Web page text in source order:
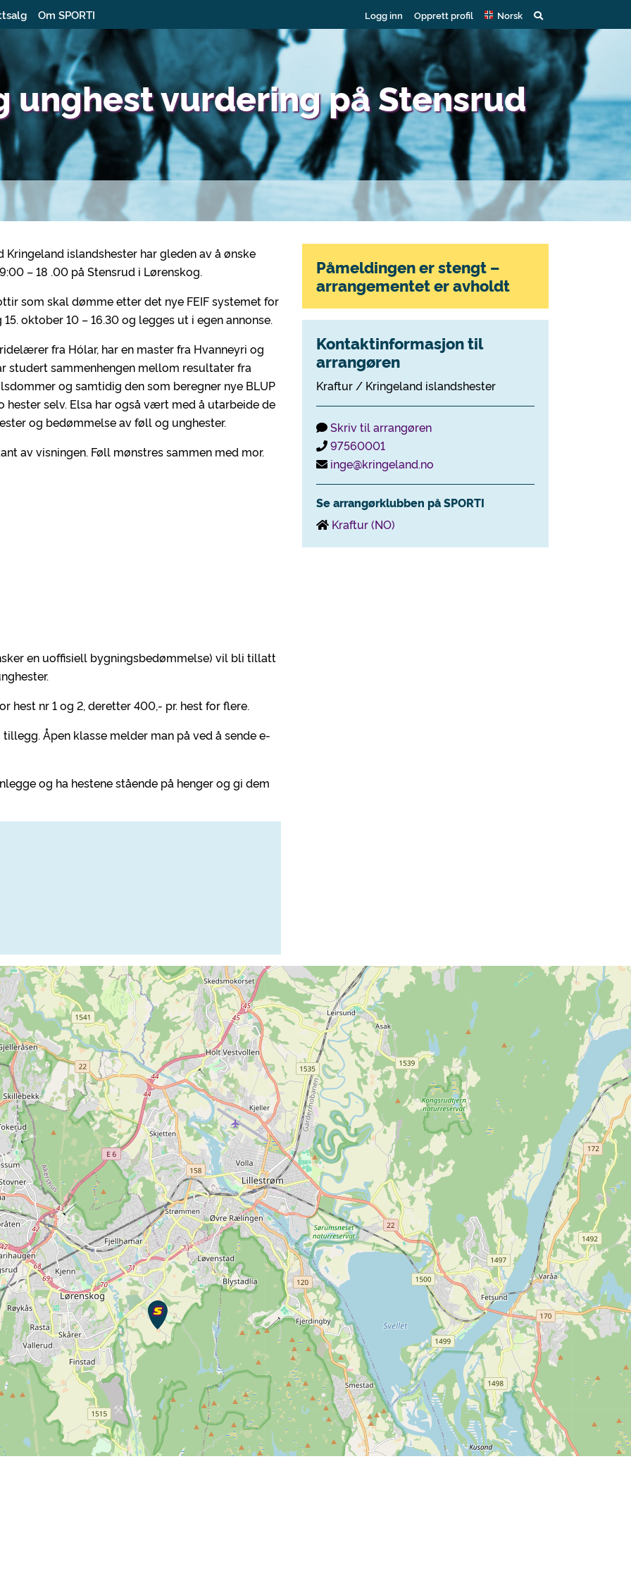
Om SPORTI Logg inn Opprett profil Norsk
unghest vurdering på Stensrud
islandshester har gleden av å ønske
– 18 .00 på Stensrud i Lørenskog.
som skal dømme etter det nye FEIF systemet for
oktober 10 – 16.30 og legges ut i egen annonse.
fra Hólar, har en master fra Hvanneyri og
studert sammenhengen mellom resultater fra
og samtidig den som beregner nye BLUP
selv. Elsa har også vært med å utarbeide de
og bedømmelse av føll og unghester.
av visningen. Føll mønstres sammen med mor.
en uoffisiell bygningsbedømmelse) vil bli tillatt
hest nr 1 og 2, deretter 400,- pr. hest for flere.
Åpen klasse melder man på ved å sende e-
og ha hestene stående på henger og gi dem
Påmeldingen er stengt –
arrangementet er avholdt
Kontaktinformasjon til
arrangøren
Kraftur / Kringeland islandshester
Skriv til arrangøren
97560001
inge@kringeland.no
Se arrangørklubben på SPORTI
Kraftur (NO)